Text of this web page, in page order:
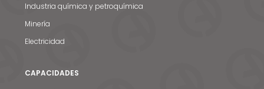
Industria química y petroquímica
Minería
Electricidad
CAPACIDADES